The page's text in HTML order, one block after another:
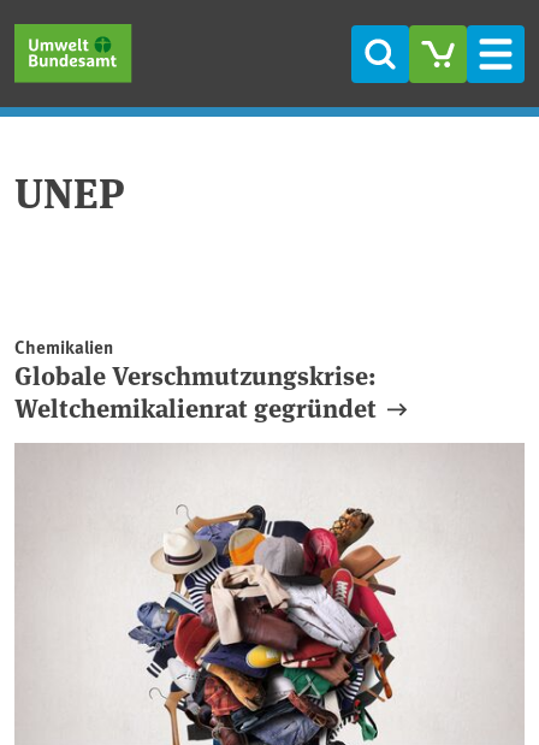
Suche
UNEP
Chemikalien
Globale Verschmutzungskrise:
Weltchemikalienrat gegründet